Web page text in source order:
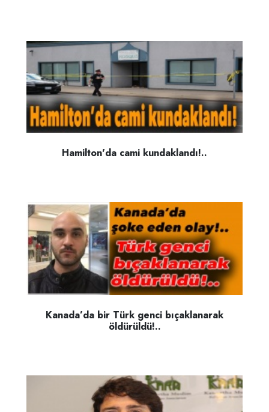
Hamilton'da cami kundaklandı!..
Kanada’da bir Türk genci bıçaklanarak
öldürüldü!..